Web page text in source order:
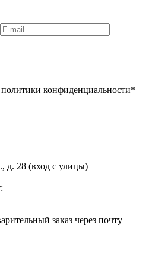
конфиденциальности*
д. 28 (вход с улицы)
заказ через почту